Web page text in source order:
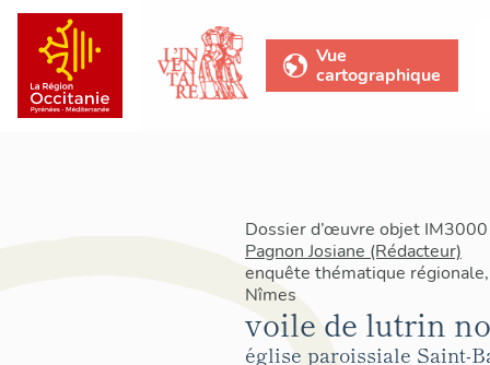
Vue
cartographique
Dossier d’œuvre objet
Pagnon Josiane (Rédacteur)
enquête thématique
Nîmes
voile de lutrin
église paroissiale Saint-